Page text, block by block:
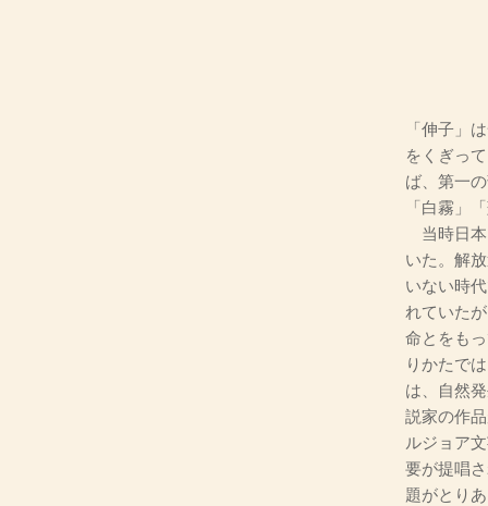
「伸子」
をくぎっ
ば、第一
「白霧」
当時日本
いた。解
いない時
れていた
命とをも
りかたで
は、自然
説家の作
ルジョア
要が提唱
題がとり